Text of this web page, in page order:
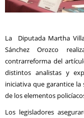
La Diputada Martha
Sánchez Orozco
contrarreforma del
distintos analistas y
iniciativa que garantice
de los elementos
Los legisladores